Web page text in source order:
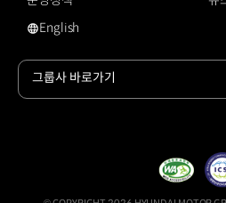
영문 사이트로 이동
English
그룹사 바로가기